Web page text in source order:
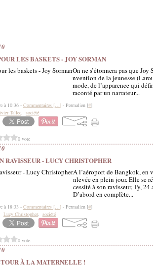
LES BASKETS - JOY SORMAN
On ne s’étonnera pas que
nvention de la jeunesse
mode, de l’apparence qui
raconté par un narrateur...
à 10:36 - Commentaires […] - Permalien [#]
Tallec, société
0 vote
RAVISSEUR - LUCY CHRISTOPHER
A l’aéroport de Bangkok, en
nlevée en plein jour. Elle se
cessité à son ravisseur, Ty,
D’abord en complète...
à 18:33 - Commentaires […] - Permalien [#]
Lucy Christopher, société
0 vote
À LA MATERNELLE !